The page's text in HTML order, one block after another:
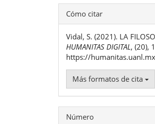
Detalles
del
artículo
Cómo citar
Vidal, S. (2021). LA
HUMANITAS DIGITAL, (20),
https://
Más formatos de cita
Número